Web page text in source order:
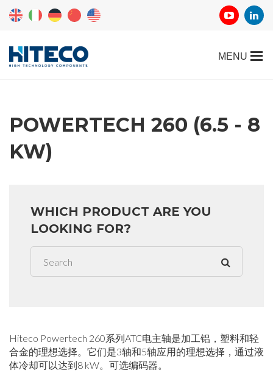
POWERTECH 260 (6.5 - 8
KW)
WHICH PRODUCT ARE YOU
LOOKING FOR?
Hiteco Powertech 260系列ATC电主轴是加工铝，塑料和轻
合金的理想选择。它们是3轴和5轴应用的理想选择，通过液
体冷却可以达到8 kW。可选编码器。